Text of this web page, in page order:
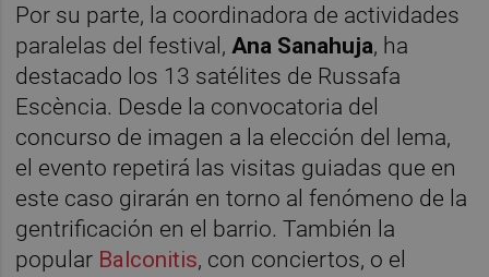
Por su parte, la coordinadora de actividades
paralelas del festival, Ana Sanahuja, ha
destacado los 13 satélites de Russafa
Escència. Desde la convocatoria del
concurso de imagen a la elección del lema,
el evento repetirá las visitas guiadas que en
este caso girarán en torno al fenómeno de la
gentrificación en el barrio. También la
popular Balconitis, con conciertos, o el